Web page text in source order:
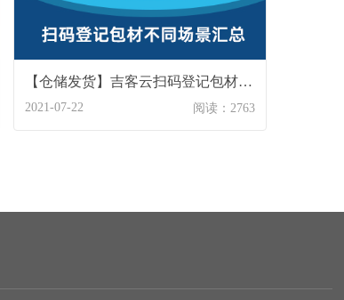
【仓储发货】吉客云扫码登记包材不同场景汇总
2021-07-22 阅读：2763